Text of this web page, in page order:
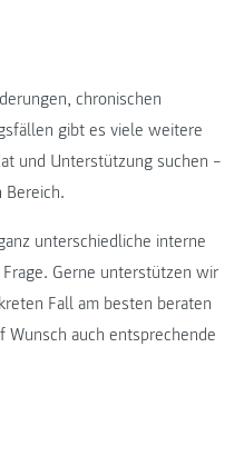
chronischen
gibt es viele weitere
und Unterstützung suchen –
Bereich.
unterschiedliche interne
Gerne unterstützen wir
Fall am besten beraten
auch entsprechende